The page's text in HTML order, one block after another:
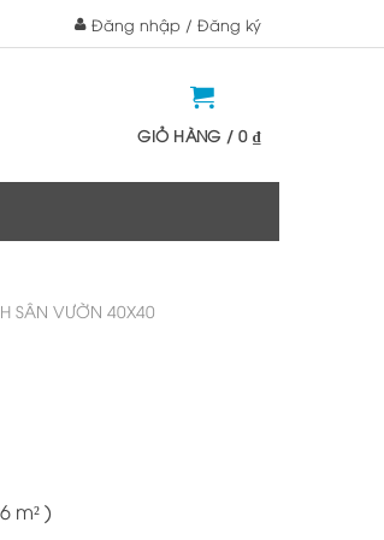
Đăng nhập / Đăng ký
GIỎ HÀNG /0 ₫
SÂN VƯỜN 40X40
m² )